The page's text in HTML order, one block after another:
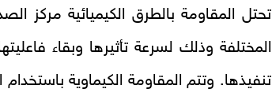
تحتل المقاومة بالطرق الكيميائية مركز
المختلفة وذلك لسرعة تأثيرها وبقاء
تنفيذها. وتتم المقاومة الكيماوية باستخدام